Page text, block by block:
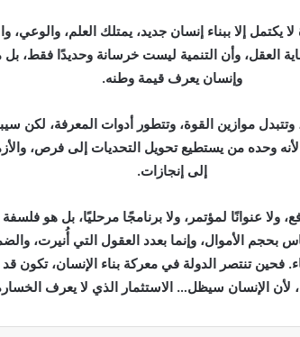
إلا ببناء إنسان جديد، يمتلك العلم، والوعي،
العقل، وأن التنمية ليست خرسانة وحديدًا فقط، بل
وإنسان يعرف قيمة وطنه.
وتتبدل موازين القوة، وتتطور أدوات المعرفة، لكن
لأنه وحده من يستطيع تحويل التحديات إلى فرص،
إلى إنجازات.
ولا عنوانًا لمؤتمر، ولا برنامجًا مرحليًا، بل هو
بحجم الأموال، وإنما بعدد العقول التي أُنيرت،
فحين تنتصر الدولة في معركة بناء الإنسان،
لأن الإنسان سيظل… الاستثمار الذي لا يعرف